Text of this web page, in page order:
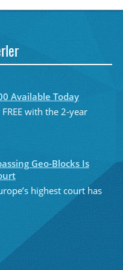
Available Today
with the 2-year
Geo-Blocks Is
highest court has